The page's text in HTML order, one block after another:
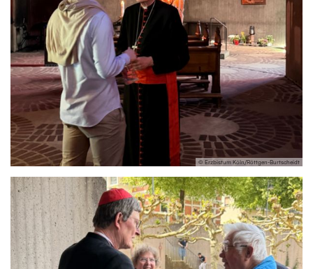
© Erzbistum Köln/Röttgen-Burtscheidt